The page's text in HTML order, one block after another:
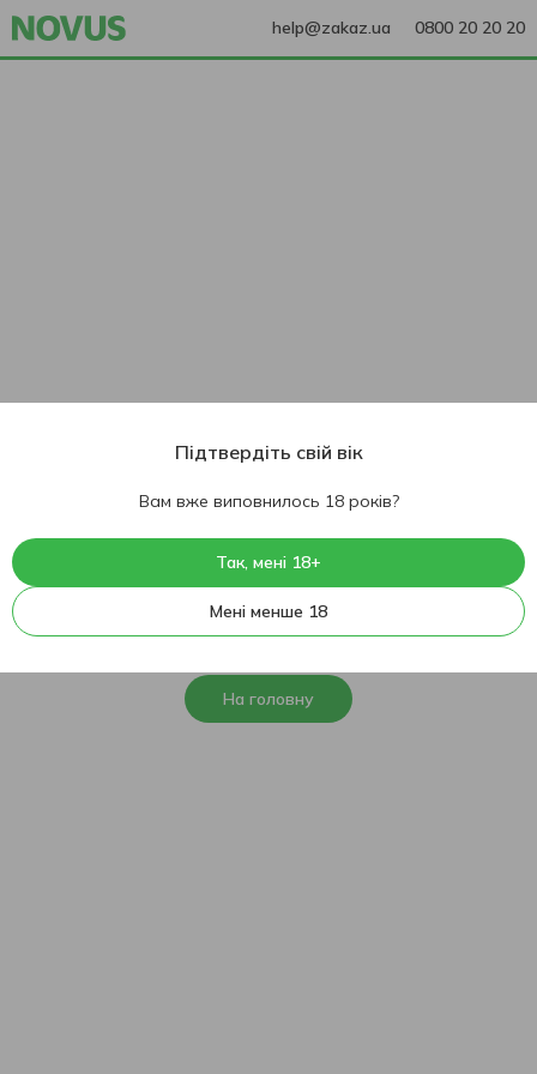
help@zakaz.ua 0800 20 20 20
404
На жаль, ця сторінка не
знайдена
На головну
Підтвердіть свій вік
Вам вже виповнилось 18 років?
Так, мені 18+
Мені менше 18